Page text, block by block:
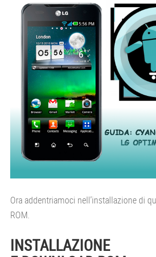
Ora addentriamoci nell’installazione di
ROM.
INSTALLAZIONE